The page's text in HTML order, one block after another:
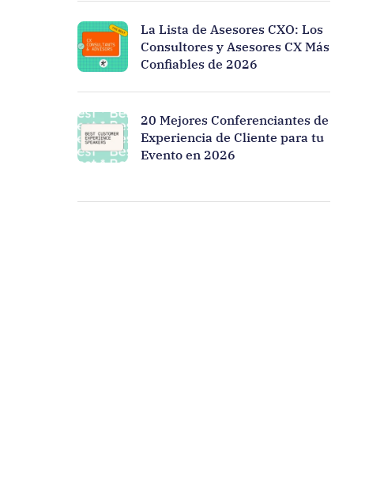
La Lista de Asesores CXO: Los
Consultores y Asesores CX Más
Confiables de 2026
20 Mejores Conferenciantes de
Experiencia de Cliente para tu
Evento en 2026